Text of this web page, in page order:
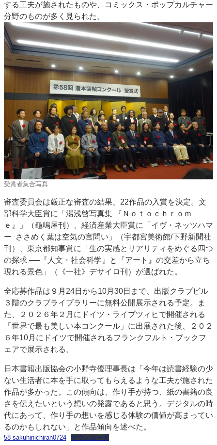
案内
発刊案内
JFPI印刷用語集 印刷機材年鑑
運営
会社案内
購読・購入申し込み
サイトポリシー
お問い合わせ
する工夫が施されたものや、コミックス・ポップカルチャー
分野のものが多く見られた。
受賞者集合写真
審査委員会は厳正な審査の結果、22作品の入賞を決定。文
部科学大臣賞に「湯浅啓写真集 『Ｎｏｔｏｃｈｒｏｍ
ｅ』」（龜鳴屋刊）、経済産業大臣賞に「イヴ・ネッツハマ
ー ささめく葉は空気の言問い」（宇都宮美術館/下野新聞社
刊）、東京都知事賞に「生の実感とリアリティをめぐる四つ
の探求 ──『人文・社会科学』と『アート』の交差から立ち
現れる景色」（《一社》デサイロ刊）が選ばれた。
全応募作品は９月24日から10月30日まで、出版クラブビル
３階のクラブライブラリーに無料公開展示される予定。ま
た、２０２６年２月にドイツ・ライプツィヒで開催される
「世界で最も美しい本コンクール」に出展された後、２０２
６年10月にドイツで開催されるフランクフルト・ブックフ
ェアで展示される。
日本書籍出版協会の小野寺優理事長は「今年は読書経験の少
ない生活者に本を手に取ってもらえるような工夫が施された
作品が多かった。この傾向は、作り手が持つ、紙の書籍の良
さを伝えたいという想いの発露であると思う。デジタルの時
代にあって、作り手の想いを感じる体験の価値が高まってい
るのかもしれない」と作品傾向を述べた。
58 sakuhinichiran0724 ダウンロード